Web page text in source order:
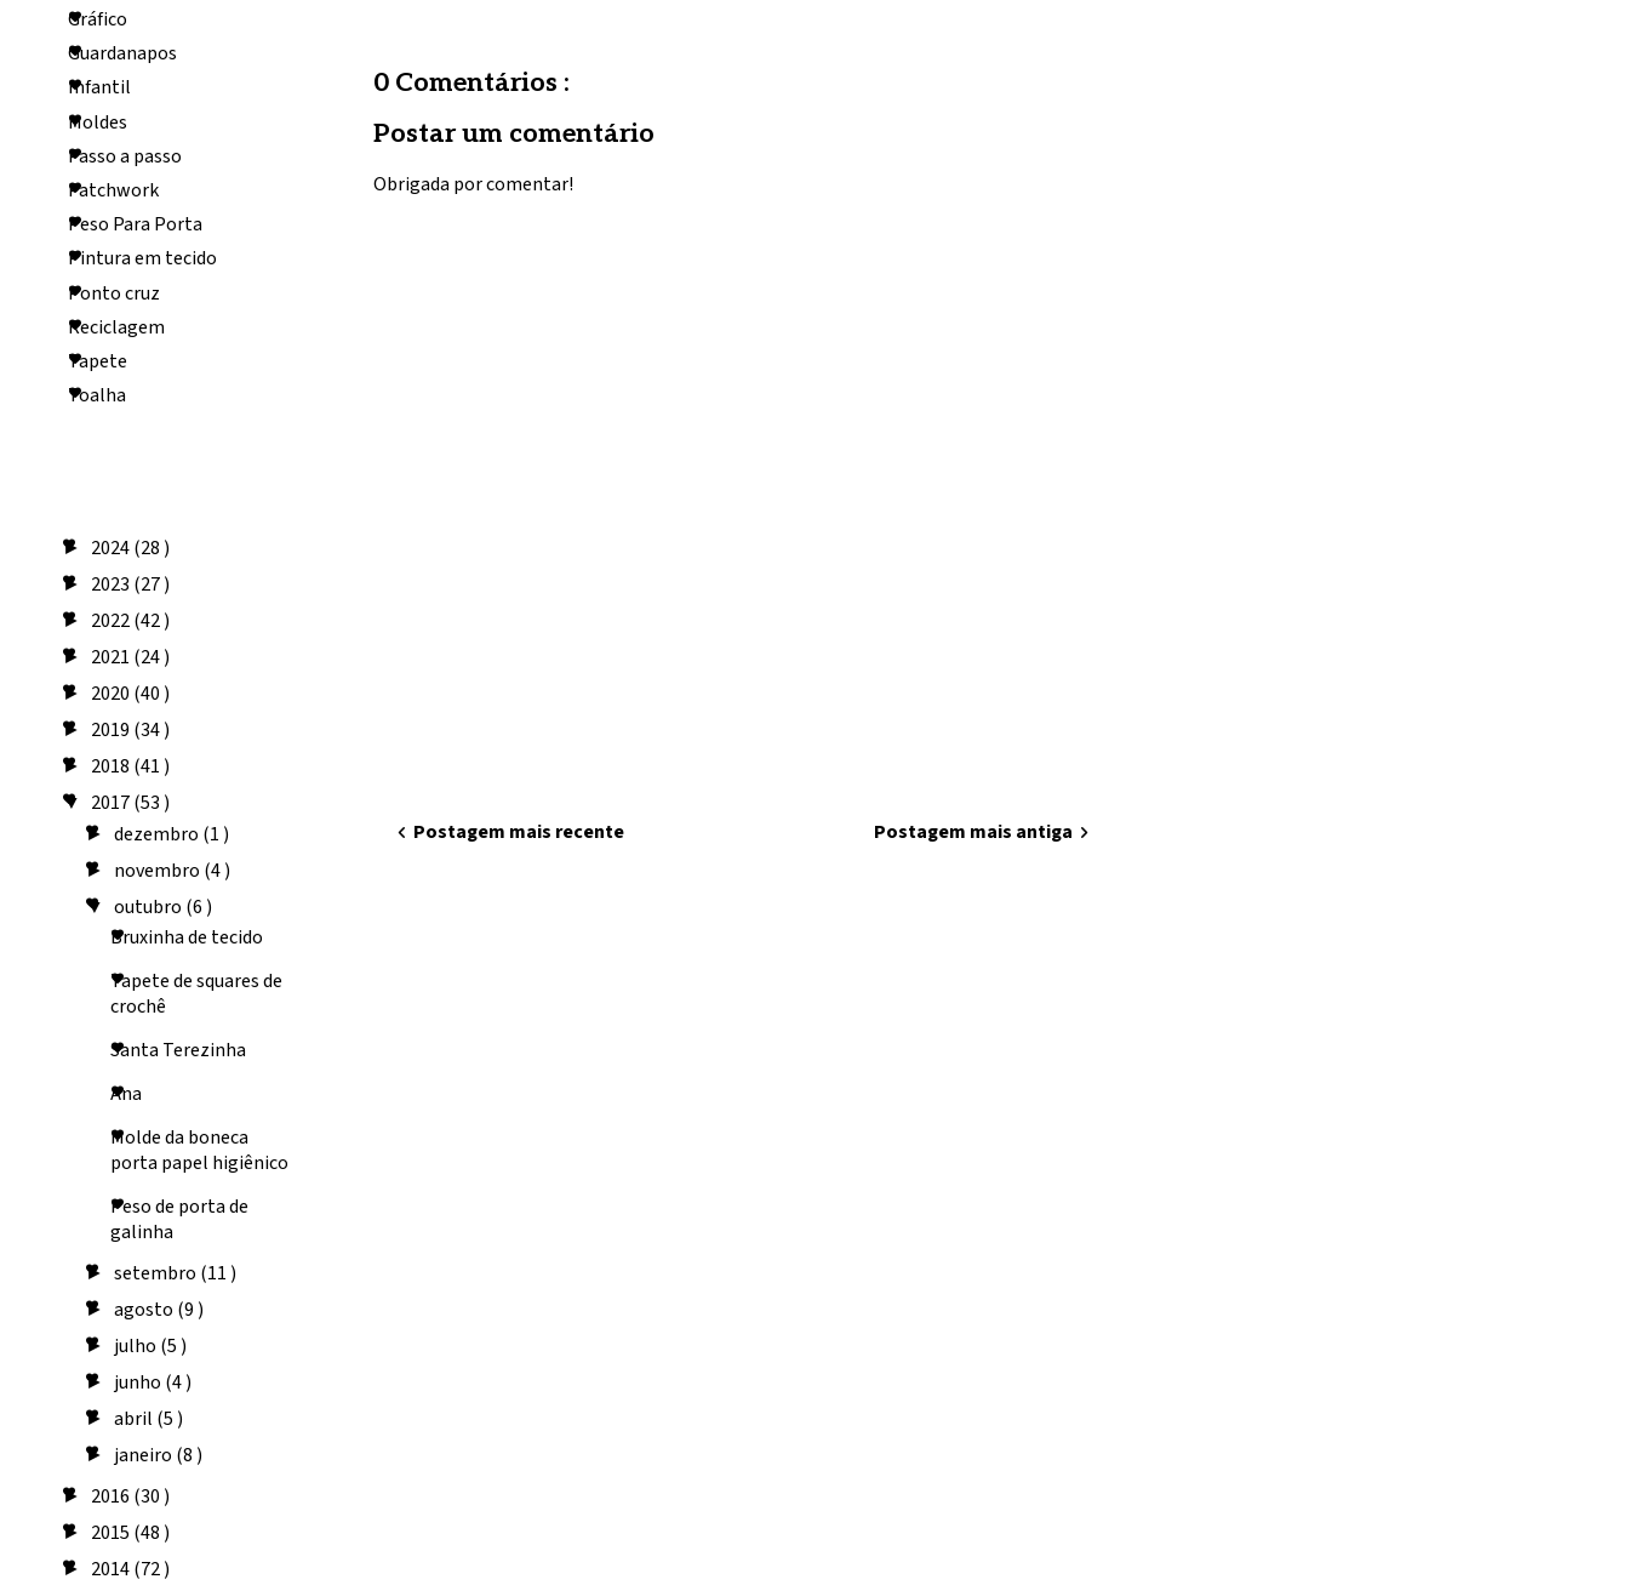
Gráfico
Guardanapos
Infantil
Moldes
Passo a passo
Patchwork
Peso Para Porta
Pintura em tecido
Ponto cruz
Reciclagem
Tapete
Toalha
► 2024(28 )
► 2023 (27 )
► 2022(42 )
► 2021 (24 )
► 2020 (40 )
► 2019 (34 )
► 2018 (41 )
▼ 2017(53 )
►dezembro (1 )
► novembro (4 )
▼outubro (6 )
Bruxinha de tecido
Tapete de squares de
crochê
Santa Terezinha
Ana
Molde da boneca
porta papel higiênico
Peso de porta de
galinha
►setembro (11 )
►agosto (9 )
► julho (5 )
► junho (4 )
►abril (5 )
► janeiro (8 )
► 2016 (30 )
► 2015 (48 )
► 2014(72 )
0 Comentários :
Postar um comentário
Obrigada por comentar!
chevron_left Postagem mais recente Postagem mais antiga chevron_right